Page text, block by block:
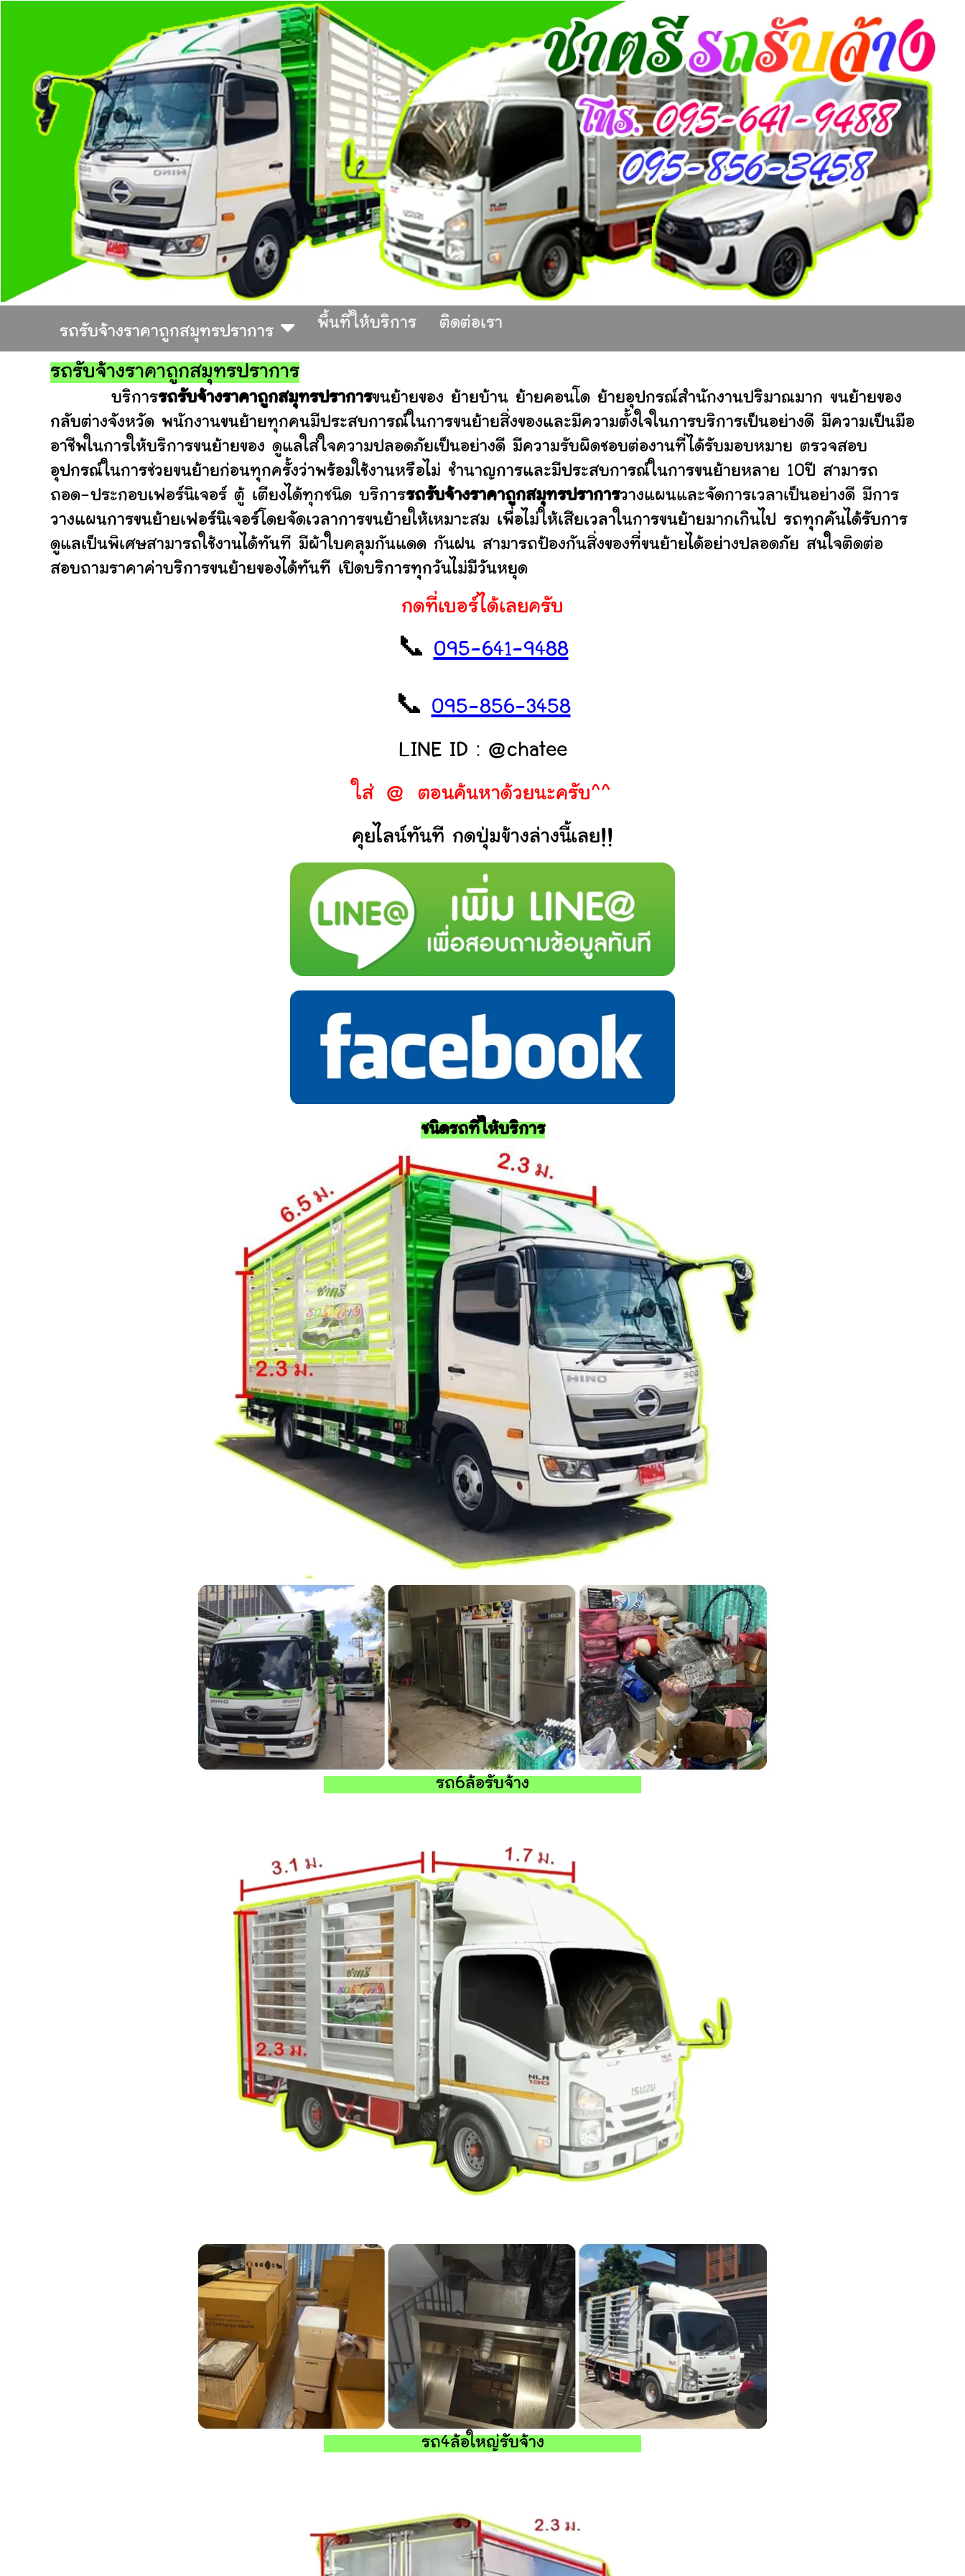
รถรับจ้างราคาถูกสมุทรปราการ
พื้นที่ให้บริการ ติดต่อเรา
รถรับจ้างราคาถูกสมุทรปราการ
บริการรถรับจ้างราคาถูกสมุทรปราการขนย้ายของ ย้ายบ้าน ย้ายคอนโด ย้ายอุปกรณ์สำนักงานปริมาณมาก ขนย้ายของ
กลับต่างจังหวัด พนักงานขนย้ายทุกคนมีประสบการณ์ในการขนย้ายสิ่งของและมีความตั้งใจในการบริการเป็นอย่างดี มีความเป็นมือ
อาชีพในการให้บริการขนย้ายของ ดูแลใส่ใจความปลอดภัยเป็นอย่างดี มีความรับผิดชอบต่องานที่ได้รับมอบหมาย ตรวจสอบ
อุปกรณ์ในการช่วยขนย้ายก่อนทุกครั้งว่าพร้อมใช้งานหรือไม่ ชำนาญการและมีประสบการณ์ในการขนย้ายหลาย 10ปี สามารถ
ถอด-ประกอบเฟอร์นิเจอร์ ตู้ เตียงได้ทุกชนิด บริการรถรับจ้างราคาถูกสมุทรปราการวางแผนและจัดการเวลาเป็นอย่างดี มีการ
วางแผนการขนย้ายเฟอร์นิเจอร์โดยจัดเวลาการขนย้ายให้เหมาะสม เพื่อไม่ให้เสียเวลาในการขนย้ายมากเกินไป รถทุกคันได้รับการ
ดูแลเป็นพิเศษสามารถใช้งานได้ทันที มีผ้าใบคลุมกันแดด กันฝน สามารถป้องกันสิ่งของที่ขนย้ายได้อย่างปลอดภัย สนใจติดต่อ
สอบถามราคาค่าบริการขนย้ายของได้ทันที เปิดบริการทุกวันไม่มีวันหยุด
กดที่เบอร์ได้เลยครับ
📞 095-641-9488
📞 095-856-3458
LINE ID : @chatee
ใส่ @ ตอนค้นหาด้วยนะครับ^^
คุยไลน์ทันที กดปุ่มข้างล่างนี้เลย!!
ชนิดรถที่ให้บริการ
รถ6ล้อรับจ้าง
รถ4ล้อใหญ่รับจ้าง